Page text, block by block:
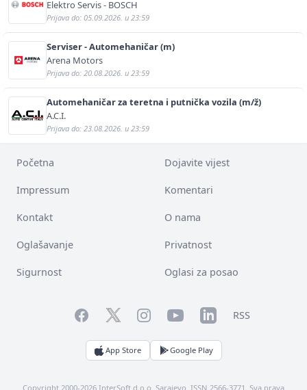
Elektro Servis - BOSCH
Prijava do: 05.09.2026. u 23:59
Serviser - Automehaničar (m)
Arena Motors
Prijava do: 20.08.2026. u 23:59
Automehaničar za teretna i putnička vozila (m/ž)
A.C.I.
Prijava do: 23.08.2026. u 23:59
Početna Dojavite vijest
Impressum Komentari
Kontakt O nama
Oglašavanje Privatnost
Sigurnost Oglasi za posao
FacebookTwitterInstagramYouTubeLinkedInRSS
App Store Google Play
Copyright 2000-2026 InterSoft d.o.o. Sarajevo. ISSN 2566-3771. Sva prava